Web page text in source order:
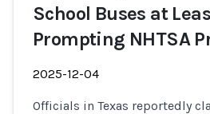
School Buses at
Prompting NHTSA
2025-12-04
Officials in Texas reportedly